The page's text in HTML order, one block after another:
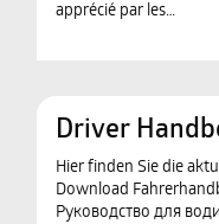
apprécié par les…
Driver
Hier finden Sie die
Download
Руководство для